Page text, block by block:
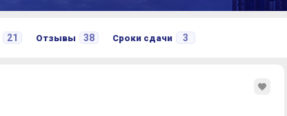
21 Отзывы 38 Сроки сдачи 3